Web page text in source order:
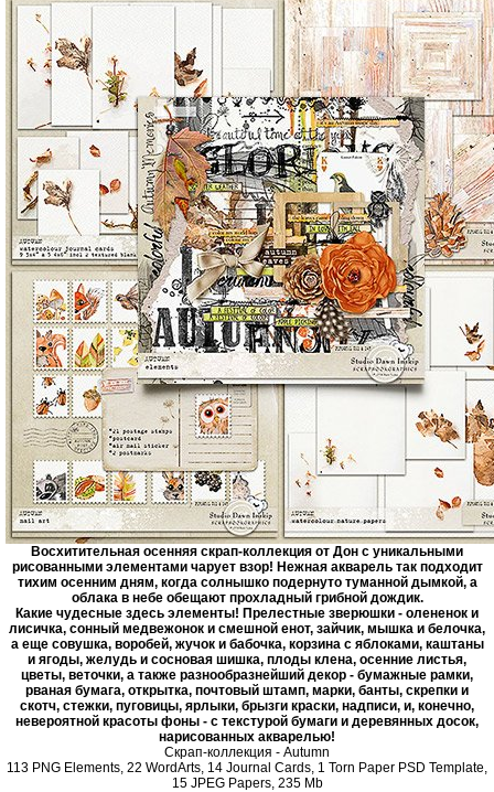
Восхитительная осенняя скрап-коллекция от Дон с уникальными
рисованными элементами чарует взор! Нежная акварель так подходит
тихим осенним дням, когда солнышко подернуто туманной дымкой, а
облака в небе обещают прохладный грибной дождик.
Какие чудесные здесь элементы! Прелестные зверюшки - олененок и
лисичка, сонный медвежонок и смешной енот, зайчик, мышка и белочка,
а еще совушка, воробей, жучок и бабочка, корзина с яблоками, каштаны
и ягоды, желудь и сосновая шишка, плоды клена, осенние листья,
цветы, веточки, а также разнообразнейший декор - бумажные рамки,
рваная бумага, открытка, почтовый штамп, марки, банты, скрепки и
скотч, стежки, пуговицы, ярлыки, брызги краски, надписи, и, конечно,
невероятной красоты фоны - с текстурой бумаги и деревянных досок,
нарисованных акварелью!
Скрап-коллекция - Autumn
113 PNG Elements, 22 WordArts, 14 Journal Cards, 1 Torn Paper PSD Template,
15 JPEG Papers, 235 Mb